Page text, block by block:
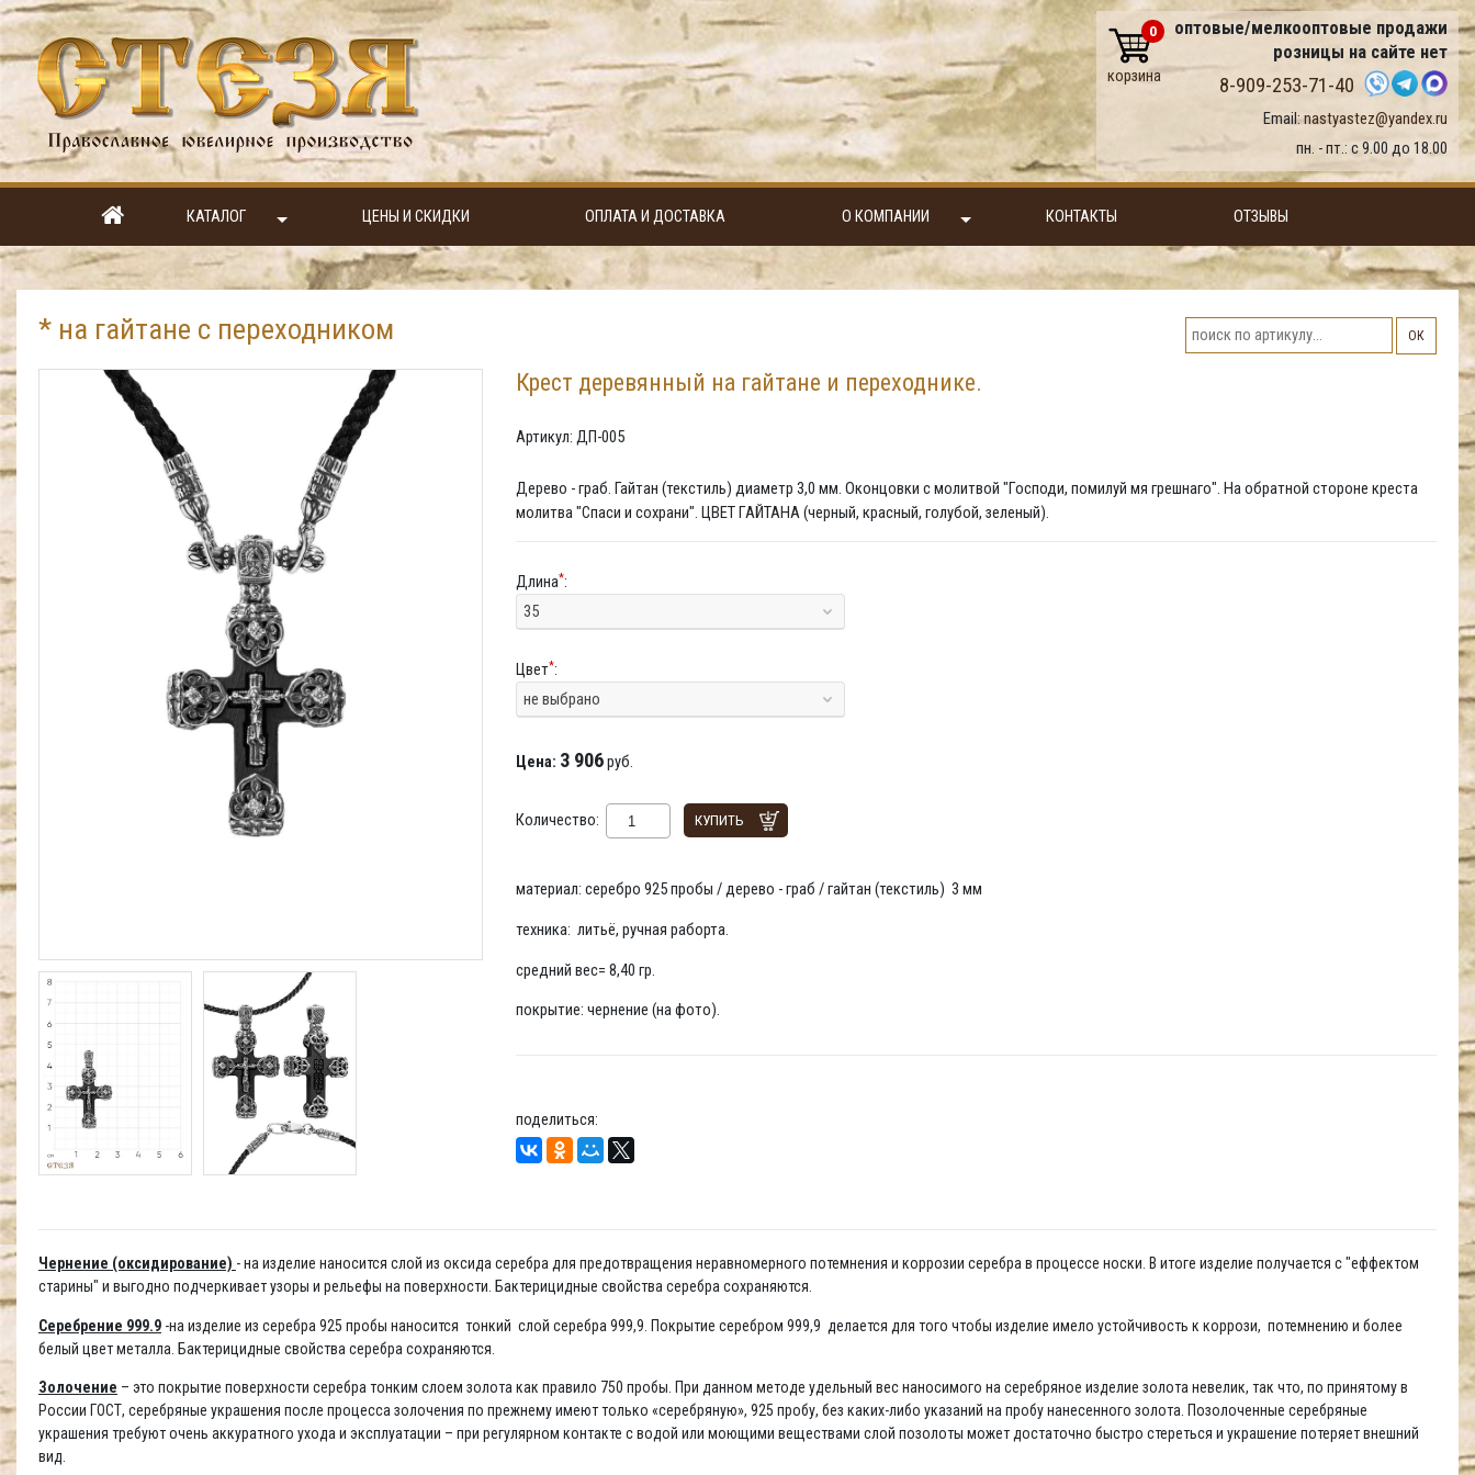
оптовые/мелкооптовые продажи
розницы на сайте нет
8-909-253-71-40
Email:nastyastez@yandex.ru
пн. - пт.: с 9.00 до 18.00
0
корзина
КАТАЛОГ ЦЕНЫ И СКИДКИ ОПЛАТА И ДОСТАВКА О КОМПАНИИ КОНТАКТЫ ОТЗЫВЫ
* на гайтане с переходником ОК
Крест деревянный на гайтане и переходнике.
Артикул: ДП-005
Дерево - граб. Гайтан (текстиль) диаметр 3,0 мм. Оконцовки с молитвой "Господи, помилуй мя грешнаго". На обратной стороне креста
молитва "Спаси и сохрани". ЦВЕТ ГАЙТАНА (черный, красный, голубой, зеленый).
Длина*:
35
Цвет*:
не выбрано
Цена: 3 906руб.
Количество: КУПИТЬ
материал: серебро 925 пробы / дерево - граб / гайтан (текстиль) 3 мм
техника: литьё, ручная раборта.
средний вес= 8,40 гр.
покрытие: чернение (на фото).
поделиться:
Чернение (оксидирование) - на изделие наносится слой из оксида серебра для предотвращения неравномерного потемнения и коррозии серебра в процессе носки. В итоге изделие получается с "еффектом
старины" и выгодно подчеркивает узоры и рельефы на поверхности. Бактерицидные свойства серебра сохраняются.
Серебрение 999.9 -на изделие из серебра 925 пробы наносится тонкий слой серебра 999,9. Покрытие серебром 999,9 делается для того чтобы изделие имело устойчивость к коррози, потемнению и более
белый цвет металла. Бактерицидные свойства серебра сохраняются.
Золочение – это покрытие поверхности серебра тонким слоем золота как правило 750 пробы. При данном методе удельный вес наносимого на серебряное изделие золота невелик, так что, по принятому в
России ГОСТ, серебряные украшения после процесса золочения по прежнему имеют только «серебряную», 925 пробу, без каких-либо указаний на пробу нанесенного золота. Позолоченные серебряные
украшения требуют очень аккуратного ухода и эксплуатации – при регулярном контакте с водой или моющими веществами слой позолоты может достаточно быстро стереться и украшение потеряет внешний
вид.